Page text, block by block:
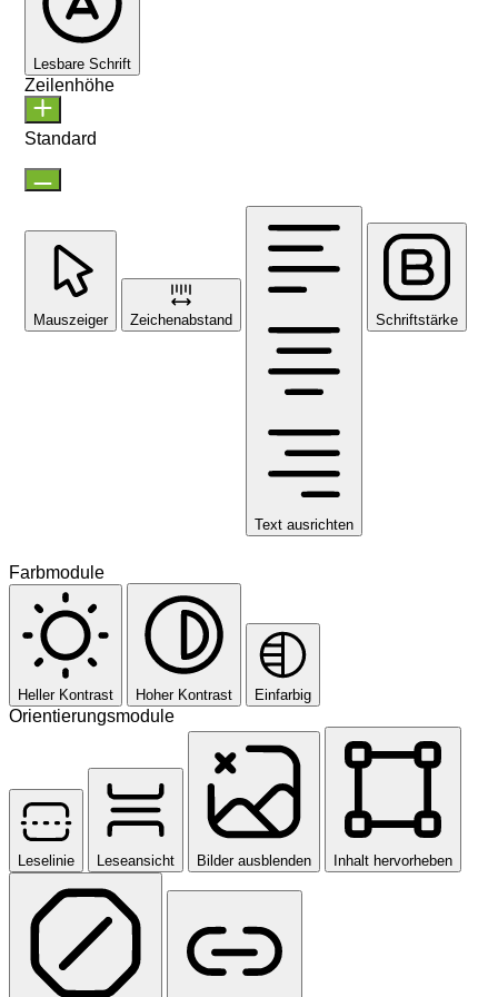
Lesbare Schrift
Zeilenhöhe
Standard
Mauszeiger Zeichenabstand
Text ausrichten
Schriftstärke
Farbmodule
Heller Kontrast Hoher Kontrast Einfarbig
Orientierungsmodule
Leselinie Leseansicht Bilder ausblenden Inhalt hervorheben